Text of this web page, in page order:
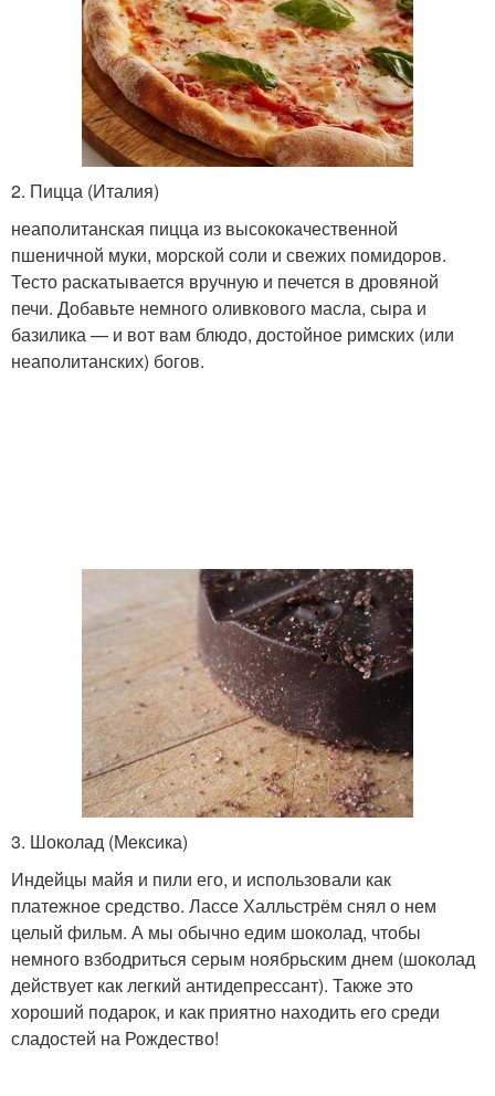
2. Пицца (Италия)
неаполитанская пицца из высококачественной
пшеничной муки, морской соли и свежих помидоров.
Тесто раскатывается вручную и печется в дровяной
печи. Добавьте немного оливкового масла, сыра и
базилика — и вот вам блюдо, достойное римских (или
неаполитанских) богов.
3. Шоколад (Мексика)
Индейцы майя и пили его, и использовали как
платежное средство. Лассе Халльстрём снял о нем
целый фильм. А мы обычно едим шоколад, чтобы
немного взбодриться серым ноябрьским днем (шоколад
действует как легкий антидепрессант). Также это
хороший подарок, и как приятно находить его среди
сладостей на Рождество!